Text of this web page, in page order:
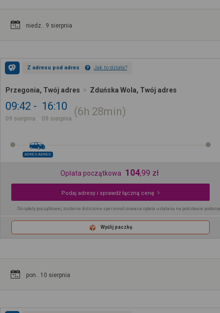
niedz.. 9 sierpnia
Z adresu pod adres Jak to działa?
Przegonia, Twój adres Zduńska Wola, Twój adres
09:42
09 sierpnia
16:10
09 sierpnia
6h 28min
ADRES-ADRES
Opłata początkowa 104,99 zł
Podaj adresy i sprawdź łączną cenę
Do opłaty początkowej zostanie doliczona spersonalizowana opłata ustalana na podstawie
Wyślij paczkę
pon.. 10 sierpnia